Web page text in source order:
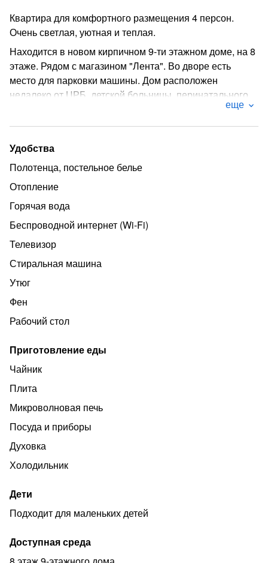
Квартира для комфортного размещения 4 персон.
Очень светлая, уютная и теплая.
Находится в новом кирпичном 9-ти этажном доме, на 8
этаже. Рядом с магазином "Лента". Во дворе есть
место для парковки машины. Дом расположен
недалеко от ЦРБ, детской больницы, перинатального
центра, стоматологии, банкоматов, магазинов, аптек.
В квартире кухонный гарнитур с набором необходимой
посуды, холодильник, электроплита, электрический
чайник, микроволновая печь. Интернет, кабельное ТВ.
Работа по расчетному счету, наличными, он-лайн
касса, QR коду.
НЕ СДАЕТСЯ НА ВЕЧЕРИНКИ!!!
еще
Удобства
Полотенца, постельное белье
Отопление
Горячая вода
Беспроводной интернет (Wi‑Fi)
Телевизор
Стиральная машина
Утюг
Фен
Рабочий стол
Приготовление еды
Чайник
Плита
Микроволновая печь
Посуда и приборы
Духовка
Холодильник
Дети
Подходит для маленьких детей
Доступная среда